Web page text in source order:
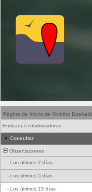
Página de inicio de Ornitho Euskadi
Entidades colaboradoras
Consultar
Observaciones
- Los últimos 2 días
- Los últimos 5 días
- Los últimos 15 días